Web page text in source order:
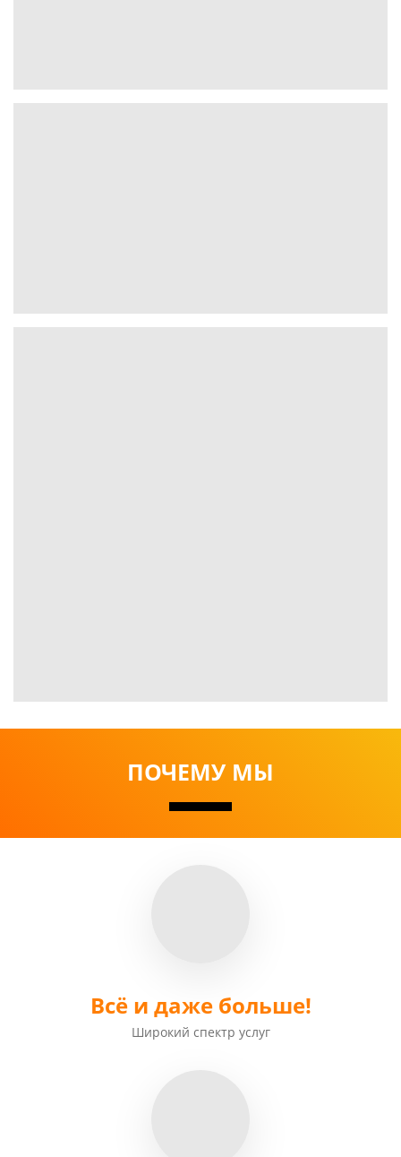
ПОЧЕМУ МЫ
Всё и даже больше!
Широкий спектр услуг